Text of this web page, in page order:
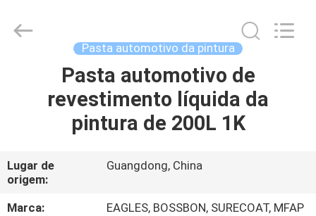
PRODUTOS
SOBRE
NÓS
Co.,Ltd..
Pasta automotivo da pintura
Pasta automotivo de
revestimento líquida da
pintura de 200L 1K
Lugar de
origem:
Guangdong, China
Marca:
EAGLES, BOSSBON, SURECOAT, MFAP